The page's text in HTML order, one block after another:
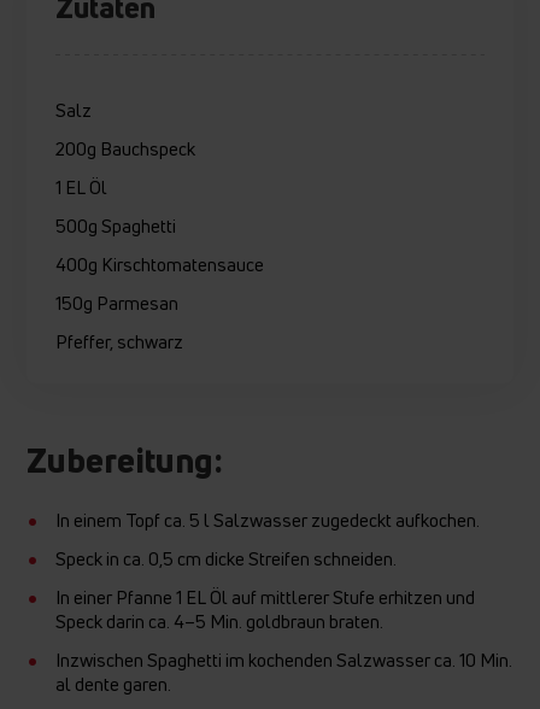
Salz
200g Bauchspeck
1 EL Öl
500g Spaghetti
400g Kirschtomatensauce
150g Parmesan
Pfeffer, schwarz
Zubereitung:
In einem Topf ca. 5 l Salzwasser zugedeckt aufkochen.
Speck in ca. 0,5 cm dicke Streifen schneiden.
In einer Pfanne 1 EL Öl auf mittlerer Stufe erhitzen und
Speck darin ca. 4–5 Min. goldbraun braten.
Inzwischen Spaghetti im kochenden Salzwasser ca. 10 Min.
al dente garen.